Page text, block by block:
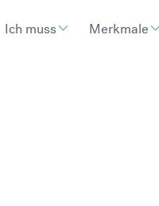
Ich muss Merkmale